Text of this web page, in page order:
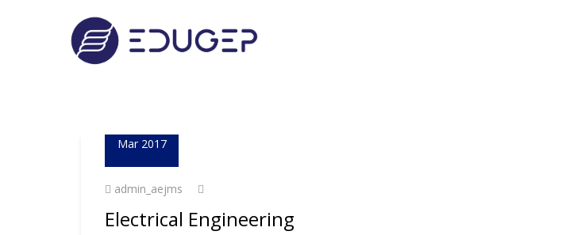
Mar 2017
admin_aejms
Electrical Engineering